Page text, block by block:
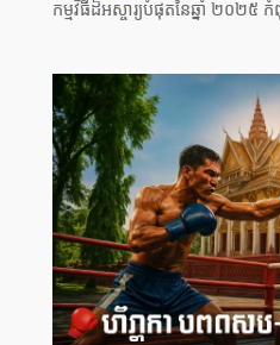
កម្មវិធីដ៏អស្ចារ្យបំផុតនៃឆ្នាំ ២០២៥ កំ